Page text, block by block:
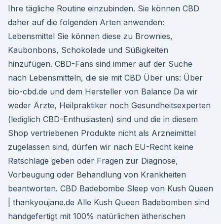
Ihre tägliche Routine einzubinden. Sie können CBD
daher auf die folgenden Arten anwenden:
Lebensmittel Sie können diese zu Brownies,
Kaubonbons, Schokolade und Süßigkeiten
hinzufügen. CBD-Fans sind immer auf der Suche
nach Lebensmitteln, die sie mit CBD Über uns: Über
bio-cbd.de und dem Hersteller von Balance Da wir
weder Ärzte, Heilpraktiker noch Gesundheitsexperten
(lediglich CBD-Enthusiasten) sind und die in diesem
Shop vertriebenen Produkte nicht als Arzneimittel
zugelassen sind, dürfen wir nach EU-Recht keine
Ratschläge geben oder Fragen zur Diagnose,
Vorbeugung oder Behandlung von Krankheiten
beantworten. CBD Badebombe Sleep von Kush Queen
| thankyoujane.de Alle Kush Queen Badebomben sind
handgefertigt mit 100% natürlichen ätherischen